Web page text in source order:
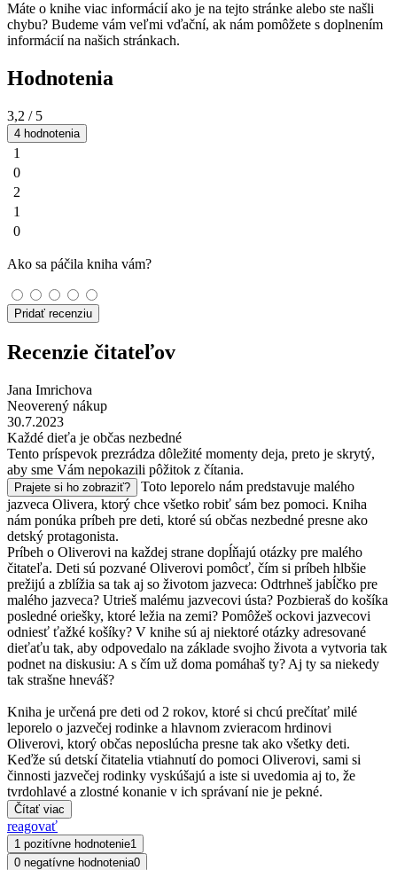
Máte o knihe viac informácií ako je na tejto stránke alebo ste našli
chybu? Budeme vám veľmi vďační, ak nám pomôžete s doplnením
informácií na našich stránkach.
Hodnotenia
3,2 / 5
4 hodnotenia
1
0
2
1
0
Ako sa páčila kniha vám?
Pridať recenziu
Recenzie čitateľov
Jana Imrichova
Neoverený nákup
30.7.2023
Každé dieťa je občas nezbedné
Tento príspevok prezrádza dôležité momenty deja, preto je skrytý,
aby sme Vám nepokazili pôžitok z čítania.
Prajete si ho zobraziť?
Toto leporelo nám predstavuje malého
jazveca Olivera, ktorý chce všetko robiť sám bez pomoci. Kniha
nám ponúka príbeh pre deti, ktoré sú občas nezbedné presne ako
detský protagonista.
Príbeh o Oliverovi na každej strane dopĺňajú otázky pre malého
čitateľa. Deti sú pozvané Oliverovi pomôcť, čím si príbeh hlbšie
prežijú a zblížia sa tak aj so životom jazveca: Odtrhneš jabĺčko pre
malého jazveca? Utrieš malému jazvecovi ústa? Pozbieraš do košíka
posledné oriešky, ktoré ležia na zemi? Pomôžeš ockovi jazvecovi
odniesť ťažké košíky? V knihe sú aj niektoré otázky adresované
dieťaťu tak, aby odpovedalo na základe svojho života a vytvoria tak
podnet na diskusiu: A s čím už doma pomáhaš ty? Aj ty sa niekedy
tak strašne hneváš?
Kniha je určená pre deti od 2 rokov, ktoré si chcú prečítať milé
leporelo o jazvečej rodinke a hlavnom zvieracom hrdinovi
Oliverovi, ktorý občas neposlúcha presne tak ako všetky deti.
Keďže sú detskí čitatelia vtiahnutí do pomoci Oliverovi, sami si
činnosti jazvečej rodinky vyskúšajú a iste si uvedomia aj to, že
tvrdohlavé a zlostné konanie v ich správaní nie je pekné.
Čítať viac
reagovať
1 pozitívne hodnotenie1
0 negatívne hodnotenia0